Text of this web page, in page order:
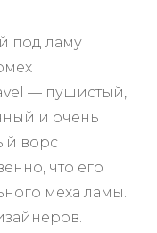
под ламу
— пушистый,
и очень
ворс
что его
меха ламы.